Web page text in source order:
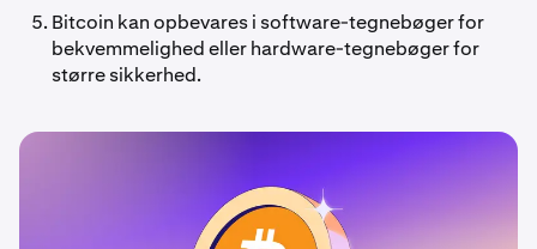
Bitcoin kan opbevares i software-tegnebøger for
bekvemmelighed eller hardware-tegnebøger for
større sikkerhed.